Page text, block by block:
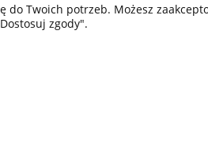
Twoje zamówienia
Twoich potrzeb. Możesz
zgody".